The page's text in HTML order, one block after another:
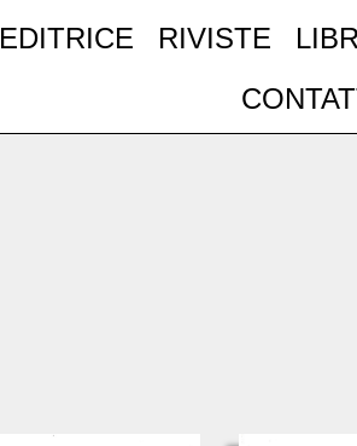
EDITRICE RIVISTE